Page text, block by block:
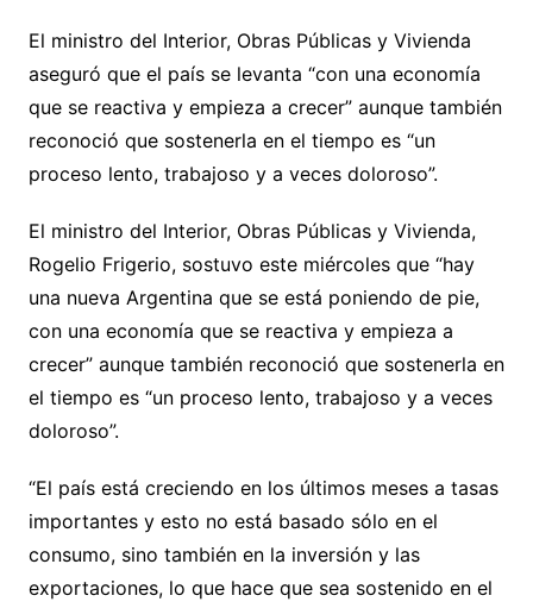
El ministro del Interior, Obras Públicas y Vivienda
aseguró que el país se levanta “con una economía
que se reactiva y empieza a crecer” aunque también
reconoció que sostenerla en el tiempo es “un
proceso lento, trabajoso y a veces doloroso”.
El ministro del Interior, Obras Públicas y Vivienda,
Rogelio Frigerio, sostuvo este miércoles que “hay
una nueva Argentina que se está poniendo de pie,
con una economía que se reactiva y empieza a
crecer” aunque también reconoció que sostenerla en
el tiempo es “un proceso lento, trabajoso y a veces
doloroso”.
“El país está creciendo en los últimos meses a tasas
importantes y esto no está basado sólo en el
consumo, sino también en la inversión y las
exportaciones, lo que hace que sea sostenido en el